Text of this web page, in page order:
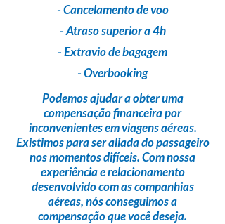
- Cancelamento de voo
- Atraso superior a 4h
- Extravio de bagagem
- Overbooking
Podemos ajudar a obter uma
compensação financeirapor
inconvenientes em viagens aéreas.
Existimos para seraliada do passageiro
nos momentos difíceis. Com nossa
experiência e relacionamento
desenvolvido com as companhias
aéreas,nós conseguimos a
compensação que você deseja.